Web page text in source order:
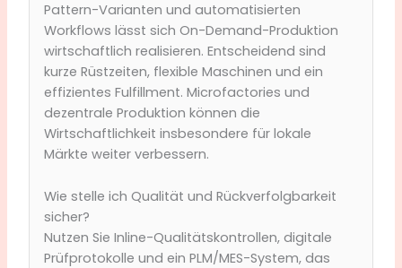
Pattern-Varianten und automatisierten
Workflows lässt sich On-Demand-Produktion
wirtschaftlich realisieren. Entscheidend sind
kurze Rüstzeiten, flexible Maschinen und ein
effizientes Fulfillment. Microfactories und
dezentrale Produktion können die
Wirtschaftlichkeit insbesondere für lokale
Märkte weiter verbessern.
Wie stelle ich Qualität und Rückverfolgbarkeit
sicher?
Nutzen Sie Inline-Qualitätskontrollen, digitale
Prüfprotokolle und ein PLM/MES-System, das